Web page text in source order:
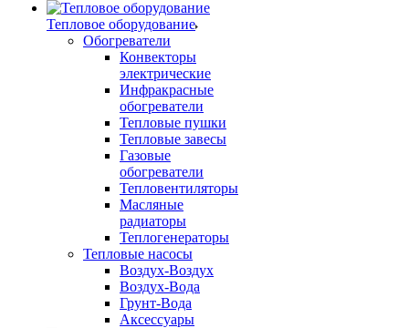
Тепловое оборудование
Обогреватели
Конвекторы
электрические
Инфракрасные
обогреватели
Тепловые пушки
Тепловые завесы
Газовые
обогреватели
Тепловентиляторы
Масляные
радиаторы
Теплогенераторы
Тепловые насосы
Воздух-Воздух
Воздух-Вода
Грунт-Вода
Аксессуары